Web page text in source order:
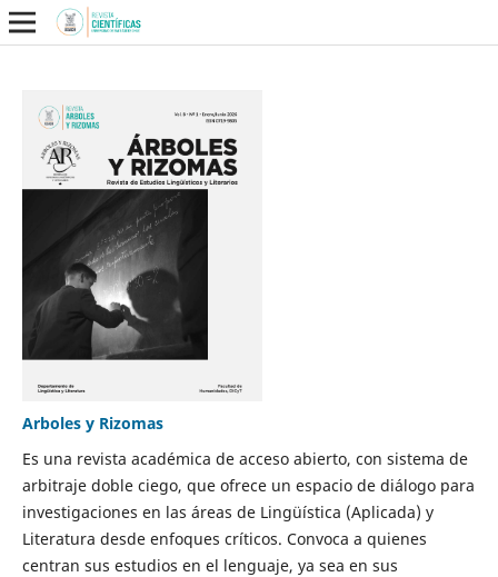
Arboles y Rizomas
Es una revista académica de acceso abierto, con sistema de
arbitraje doble ciego, que ofrece un espacio de diálogo para
investigaciones en las áreas de Lingüística (Aplicada) y
Literatura desde enfoques críticos. Convoca a quienes
centran sus estudios en el lenguaje, ya sea en sus